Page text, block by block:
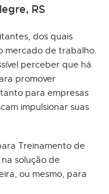
RS
dos quais
mercado de trabalho.
perceber que há
promover
para empresas
impulsionar suas
Treinamento de
solução de
ou mesmo, para